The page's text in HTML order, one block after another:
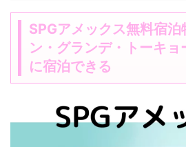
SPGアメックス無料宿泊
ン・グランデ・トーキ
に宿泊できる